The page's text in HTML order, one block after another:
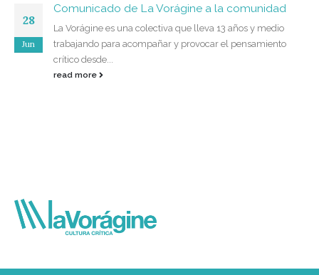
28
Jun
Comunicado de La Vorágine a la comunidad
La Vorágine es una colectiva que lleva 13 años y medio
trabajando para acompañar y provocar el pensamiento
crítico desde...
read more